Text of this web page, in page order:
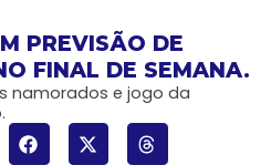
PREVISÃO DE
FINAL DE SEMANA.
namorados e jogo da